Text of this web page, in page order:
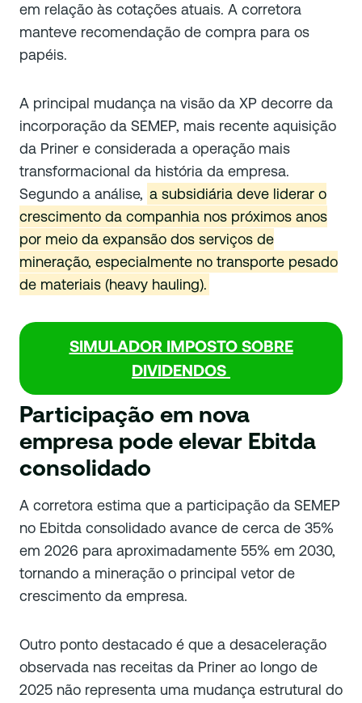
em relação às cotações atuais. A corretora
manteve recomendação de compra para os
papéis.
A principal mudança na visão da XP decorre da
incorporação da SEMEP, mais recente aquisição
da Priner e considerada a operação mais
transformacional da história da empresa.
Segundo a análise, a subsidiária deve liderar o
crescimento da companhia nos próximos anos
por meio da expansão dos serviços de
mineração, especialmente no transporte pesado
de materiais (heavy hauling).
SIMULADOR IMPOSTO SOBRE
DIVIDENDOS
Participação em nova
empresa pode elevar Ebitda
consolidado
A corretora estima que a participação da SEMEP
no Ebitda consolidado avance de cerca de 35%
em 2026 para aproximadamente 55% em 2030,
tornando a mineração o principal vetor de
crescimento da empresa.
Outro ponto destacado é que a desaceleração
observada nas receitas da Priner ao longo de
2025 não representa uma mudança estrutural do